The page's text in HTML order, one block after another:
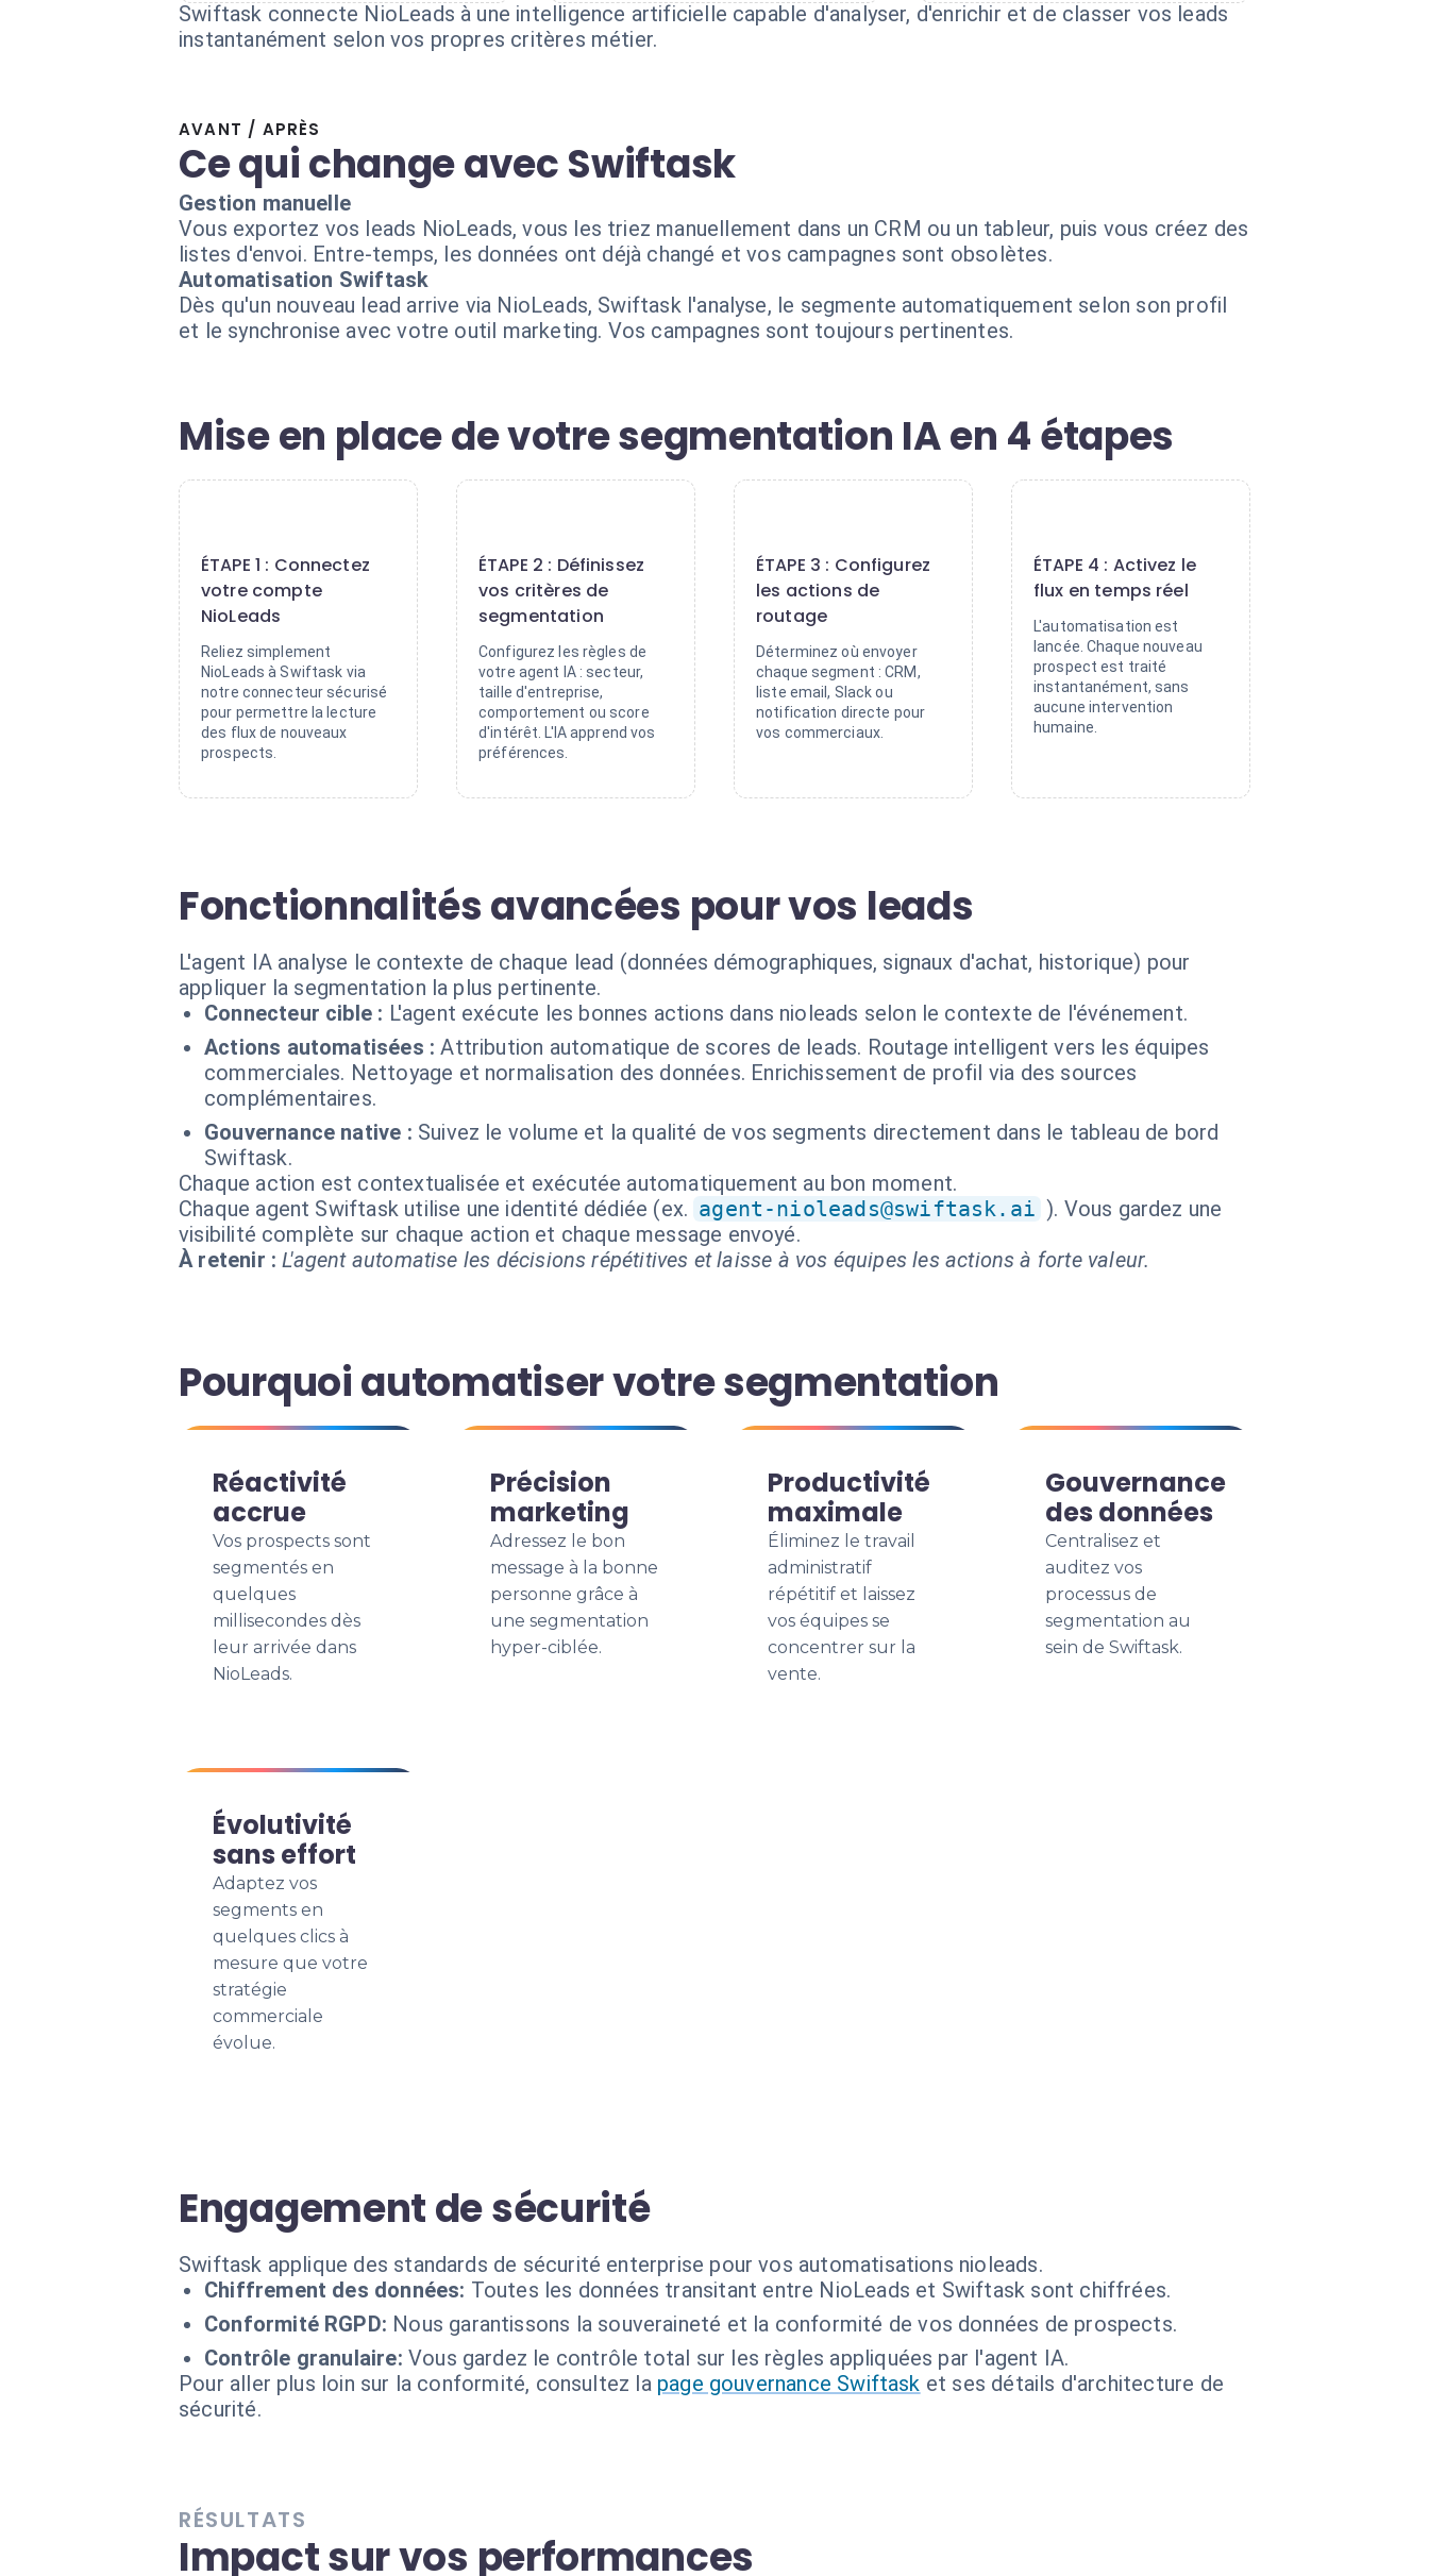
Swiftask connecte NioLeads à une intelligence artificielle capable d'analyser, d'enrichir et de classer vos leads
instantanément selon vos propres critères métier.
AVANT / APRÈS
Ce qui change avec Swiftask
Gestion manuelle
Vous exportez vos leads NioLeads, vous les triez manuellement dans un CRM ou un tableur, puis vous créez des
listes d'envoi. Entre-temps, les données ont déjà changé et vos campagnes sont obsolètes.
Automatisation Swiftask
Dès qu'un nouveau lead arrive via NioLeads, Swiftask l'analyse, le segmente automatiquement selon son profil
et le synchronise avec votre outil marketing. Vos campagnes sont toujours pertinentes.
Mise en place de votre segmentation IA en 4 étapes
ÉTAPE 1 : Connectez
votre compte
NioLeads
Reliez simplement
NioLeads à Swiftask via
notre connecteur sécurisé
pour permettre la lecture
des flux de nouveaux
prospects.
ÉTAPE 2 : Définissez
vos critères de
segmentation
Configurez les règles de
votre agent IA : secteur,
taille d'entreprise,
comportement ou score
d'intérêt. L'IA apprend vos
préférences.
ÉTAPE 3 : Configurez
les actions de
routage
Déterminez où envoyer
chaque segment : CRM,
liste email, Slack ou
notification directe pour
vos commerciaux.
ÉTAPE 4 : Activez le
flux en temps réel
L'automatisation est
lancée. Chaque nouveau
prospect est traité
instantanément, sans
aucune intervention
humaine.
Fonctionnalités avancées pour vos leads
L'agent IA analyse le contexte de chaque lead (données démographiques, signaux d'achat, historique) pour
appliquer la segmentation la plus pertinente.
Connecteur cible : L'agent exécute les bonnes actions dans nioleads selon le contexte de l'événement.
Actions automatisées : Attribution automatique de scores de leads. Routage intelligent vers les équipes
commerciales. Nettoyage et normalisation des données. Enrichissement de profil via des sources
complémentaires.
Gouvernance native : Suivez le volume et la qualité de vos segments directement dans le tableau de bord
Swiftask.
Chaque action est contextualisée et exécutée automatiquement au bon moment.
Chaque agent Swiftask utilise une identité dédiée (ex. agent-nioleads@swiftask.ai ). Vous gardez une
visibilité complète sur chaque action et chaque message envoyé.
À retenir : L'agent automatise les décisions répétitives et laisse à vos équipes les actions à forte valeur.
Pourquoi automatiser votre segmentation
Réactivité
accrue
Vos prospects sont
segmentés en
quelques
millisecondes dès
leur arrivée dans
NioLeads.
Précision
marketing
Adressez le bon
message à la bonne
personne grâce à
une segmentation
hyper-ciblée.
Productivité
maximale
Éliminez le travail
administratif
répétitif et laissez
vos équipes se
concentrer sur la
vente.
Gouvernance
des données
Centralisez et
auditez vos
processus de
segmentation au
sein de Swiftask.
Évolutivité
sans effort
Adaptez vos
segments en
quelques clics à
mesure que votre
stratégie
commerciale
évolue.
Engagement de sécurité
Swiftask applique des standards de sécurité enterprise pour vos automatisations nioleads.
Chiffrement des données: Toutes les données transitant entre NioLeads et Swiftask sont chiffrées.
Conformité RGPD: Nous garantissons la souveraineté et la conformité de vos données de prospects.
Contrôle granulaire: Vous gardez le contrôle total sur les règles appliquées par l'agent IA.
Pour aller plus loin sur la conformité, consultez la page gouvernance Swiftask et ses détails d'architecture de
sécurité.
RÉSULTATS
Impact sur vos performances